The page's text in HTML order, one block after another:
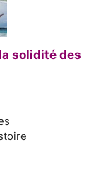
solidité des